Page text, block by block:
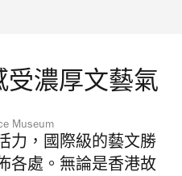
受濃厚文藝氣
Museum
力，國際級的藝文勝
各處。無論是香港故